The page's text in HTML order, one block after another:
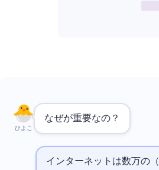
ひよこ
なぜBGPが重要なの？
インターネットは数万のAS（